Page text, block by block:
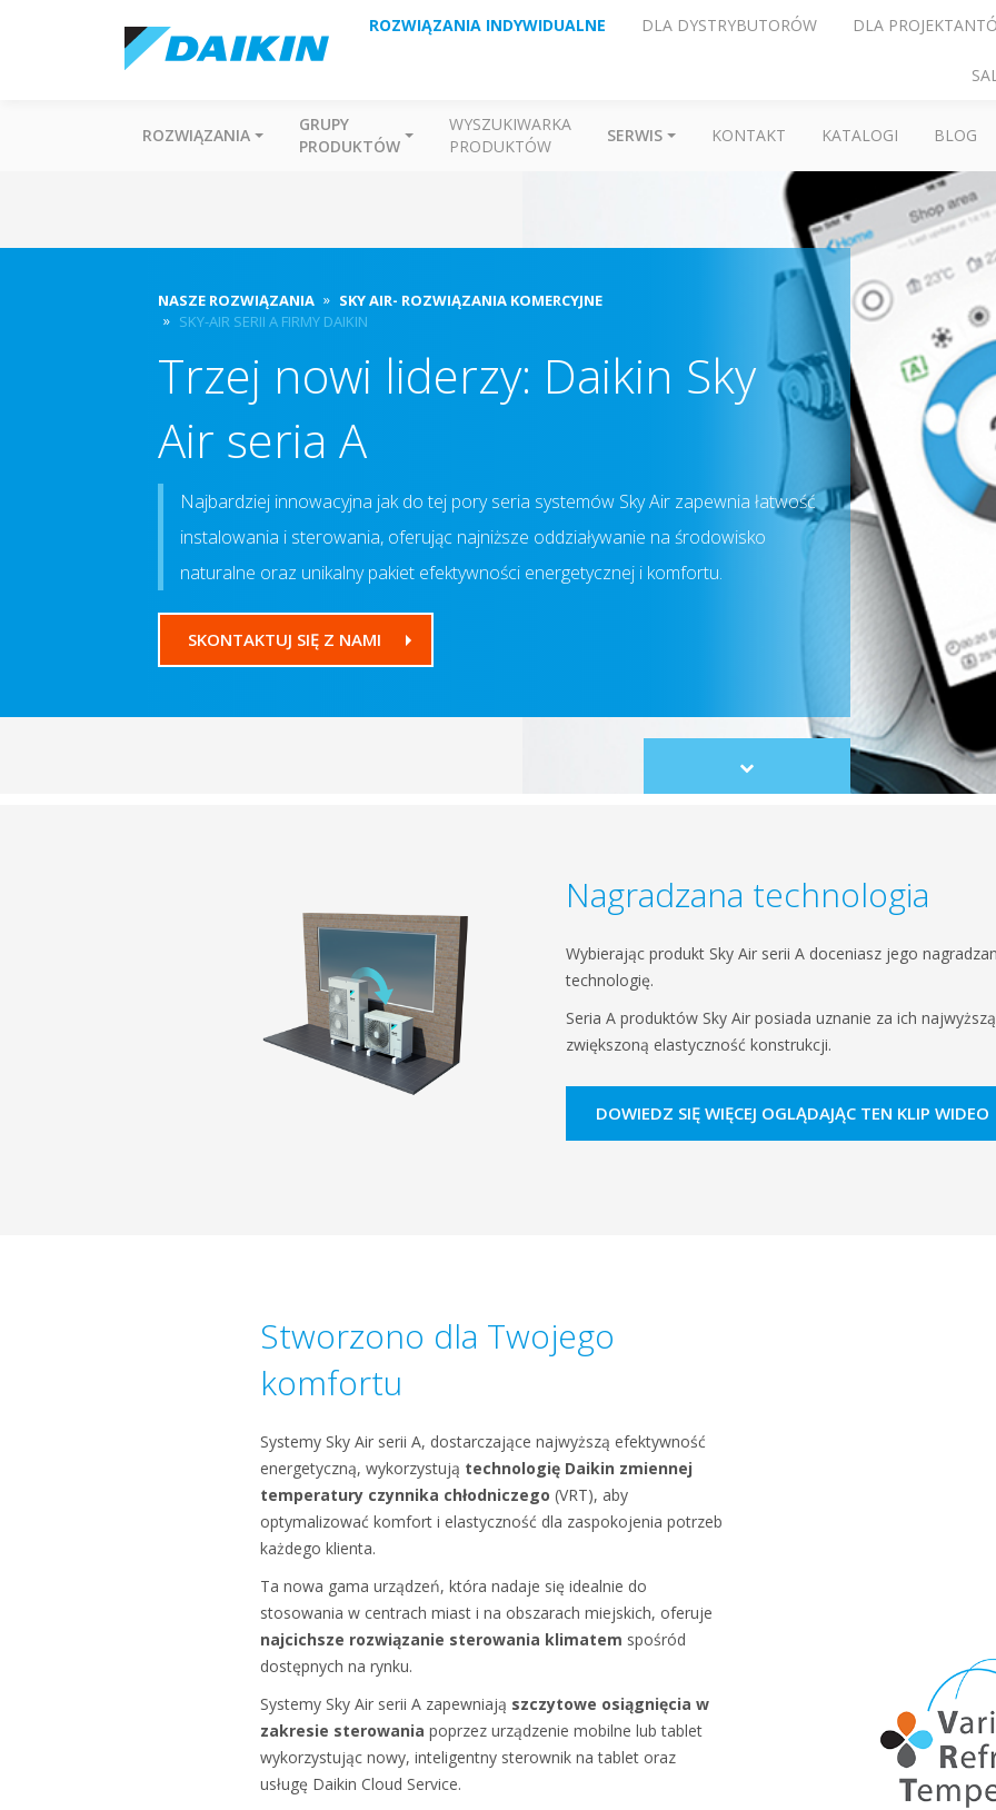
ROZWIĄZANIA INDYWIDUALNE DLA DYSTRYBUTORÓW DLA
ROZWIĄZANIA
GRUPY
PRODUKTÓW
WYSZUKIWARKA
PRODUKTÓW
SERWIS KONTAKT KATALOGI BLOG
NASZE ROZWIĄZANIA
SKY AIR- ROZWIĄZANIA KOMERCYJNE
SKY-AIR SERII A FIRMY DAIKIN
Trzej nowi liderzy: Daikin Sky
Air seria A
Najbardziej innowacyjna jak do tej pory seria systemów Sky Air zapewnia łatwość
instalowania i sterowania, oferując najniższe oddziaływanie na środowisko
naturalne oraz unikalny pakiet efektywności energetycznej i komfortu.
SKONTAKTUJ SIĘ Z NAMI
Scroll
to
Nagradzana technologia
Wybierając produkt Sky Air serii A doceniasz jego
technologię.
Seria A produktów Sky Air posiada uznanie za ich
zwiększoną elastyczność konstrukcji.
DOWIEDZ SIĘ WIĘCEJ OGLĄDAJĄC TEN KLIP WIDEO
Stworzono dla Twojego
komfortu
Systemy Sky Air serii A, dostarczające najwyższą efektywność
energetyczną, wykorzystują technologię Daikin zmiennej
temperatury czynnika chłodniczego (VRT), aby
optymalizować komfort i elastyczność dla zaspokojenia potrzeb
każdego klienta.
Ta nowa gama urządzeń, która nadaje się idealnie do
stosowania w centrach miast i na obszarach miejskich, oferuje
najcichsze rozwiązanie sterowania klimatem spośród
dostępnych na rynku.
Systemy Sky Air serii A zapewniają szczytowe osiągnięcia w
zakresie sterowania poprzez urządzenie mobilne lub tablet
wykorzystując nowy, inteligentny sterownik na tablet oraz
usługę Daikin Cloud Service.